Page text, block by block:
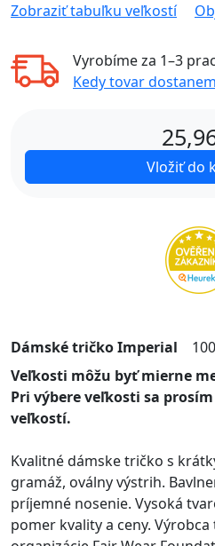
Zobraziť tabuľku veľkostí
Vyrobíme za 1–3
Kedy tovar
Vložiť do
Dámské tričko Imperial
Veľkosti môžu byť mierne
Pri výbere veľkosti sa
veľkostí.
Kvalitné dámske tričko s
gramáž, oválny výstrih.
príjemné nosenie. Vysoká
pomer kvality a ceny.